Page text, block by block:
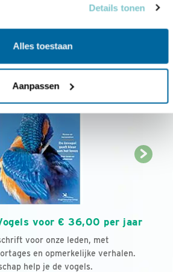
Details tonen
Alles toestaan
Aanpassen
voor € 36,00 per jaar
voor onze leden, met
en opmerkelijke verhalen.
help je de vogels.